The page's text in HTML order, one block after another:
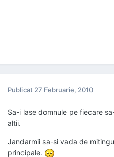
Publicat 27 Februarie, 2010
Sa-i lase domnule pe fiecare
altii.
Jandarmii sa-si vada de
principale.